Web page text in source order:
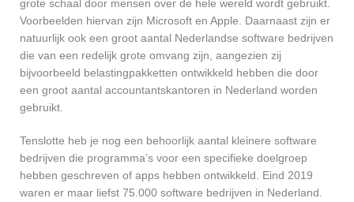
grote schaal door mensen over de hele wereld wordt gebruikt.
Voorbeelden hiervan zijn Microsoft en Apple. Daarnaast zijn er
natuurlijk ook een groot aantal Nederlandse software bedrijven
die van een redelijk grote omvang zijn, aangezien zij
bijvoorbeeld belastingpakketten ontwikkeld hebben die door
een groot aantal accountantskantoren in Nederland worden
gebruikt.
Tenslotte heb je nog een behoorlijk aantal kleinere software
bedrijven die programma’s voor een specifieke doelgroep
hebben geschreven of apps hebben ontwikkeld. Eind 2019
waren er maar liefst 75.000 software bedrijven in Nederland.